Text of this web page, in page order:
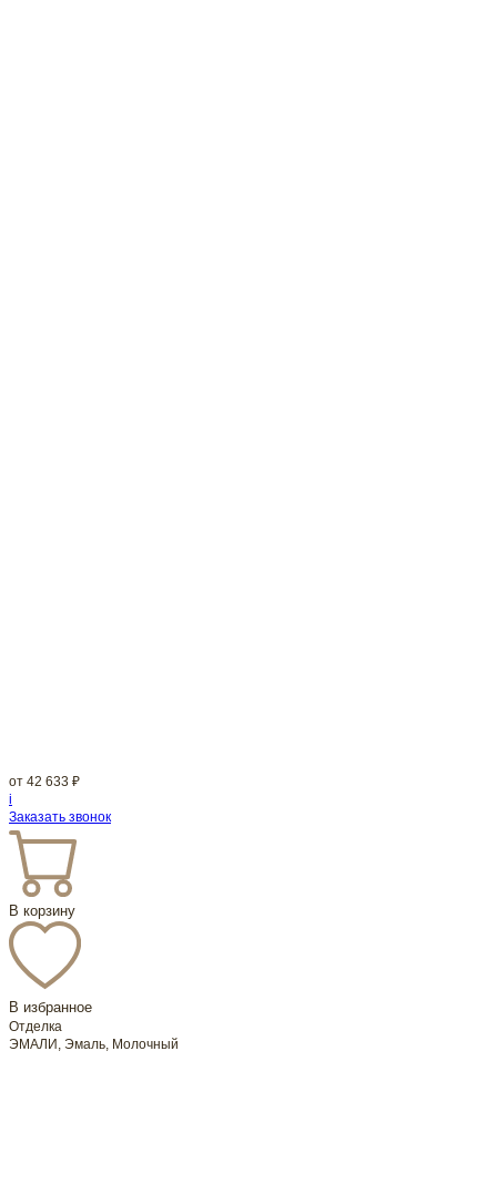
от 42 633 ₽
i
Заказать звонок
В корзину
В избранное
Отделка
ЭМАЛИ, Эмаль, Молочный